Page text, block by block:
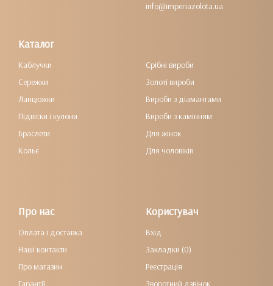
info@imperiazolota.ua
Каталог
Каблучки
Сережки
Ланцюжки
Підвіски і кулони
Браслети
Кольє
Срібні вироби
Золоті вироби
Вироби з діамантами
Вироби з камінням
Для жінок
Для чоловіків
Про нас
Оплата і доставка
Наші контакти
Про магазин
Гарантії
Користувач
Вхід
Закладки (0)
Реєстрація
Зворотний дзвінок